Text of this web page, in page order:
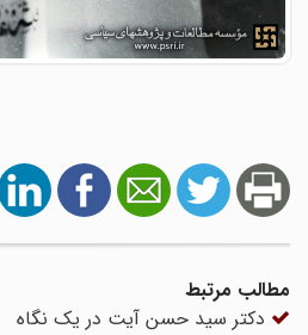
مطالب مرتبط
دکتر سید حسن آیت در یک نگاه